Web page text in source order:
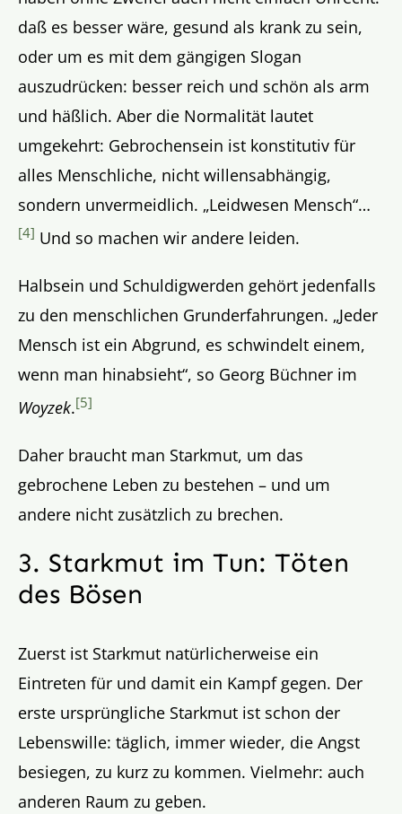
daß es besser wäre, gesund als krank zu sein,
oder um es mit dem gängigen Slogan
auszudrücken: besser reich und schön als arm
und häßlich. Aber die Normalität lautet
umgekehrt: Gebrochensein ist konstitutiv für
alles Menschliche, nicht willensabhängig,
sondern unvermeidlich. „Leidwesen Mensch“…
[4] Und so machen wir andere leiden.
Halbsein und Schuldigwerden gehört jedenfalls
zu den menschlichen Grunderfahrungen. „Jeder
Mensch ist ein Abgrund, es schwindelt einem,
wenn man hinabsieht“, so Georg Büchner im
Woyzek.[5]
Daher braucht man Starkmut, um das
gebrochene Leben zu bestehen – und um
andere nicht zusätzlich zu brechen.
3. Starkmut im Tun: Töten
des Bösen
Zuerst ist Starkmut natürlicherweise ein
Eintreten für und damit ein Kampf gegen. Der
erste ursprüngliche Starkmut ist schon der
Lebenswille: täglich, immer wieder, die Angst
besiegen, zu kurz zu kommen. Vielmehr: auch
anderen Raum zu geben.